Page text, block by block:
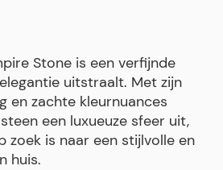
Stone is een verfijnde
uitstraalt. Met zijn
en zachte kleurnuances
een luxueuze sfeer uit,
zoek is naar een stijlvolle en
huis.